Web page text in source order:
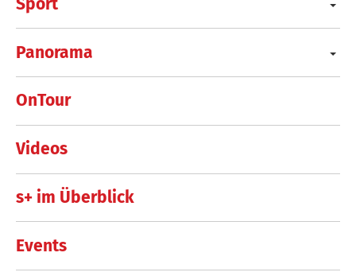
Panorama
OnTour
Videos
s+ im Überblick
Events